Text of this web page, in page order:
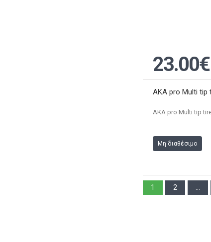
23.00€
AKA pro Multi tip
AKA pro Multi tip
Μη διαθέσιμο
1 2 ...